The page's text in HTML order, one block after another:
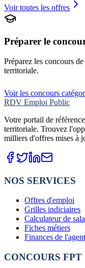
Voir toutes les offres
Préparer le
Préparez les concours
territoriale.
Voir les concours
RDV Emploi Public
Votre portail de
territoriale. Trouvez
milliers d'offres mises à
NOS SERVICES
Offres d'emploi
Grilles indiciaires
Calculateur de
Fiches métiers
Finances de
CONCOURS FPT